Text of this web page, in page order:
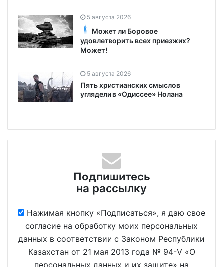
5 августа 2026
Может ли Боровое
удовлетворить всех приезжих?
Может!
5 августа 2026
Пять христианских смыслов
углядели в «Одиссее» Нолана
Подпишитесь
на рассылку
Нажимая кнопку «Подписаться», я даю свое
согласие на обработку моих персональных
данных в соответствии с Законом Республики
Казахстан от 21 мая 2013 года № 94-V «О
персональных данных и их защите» на